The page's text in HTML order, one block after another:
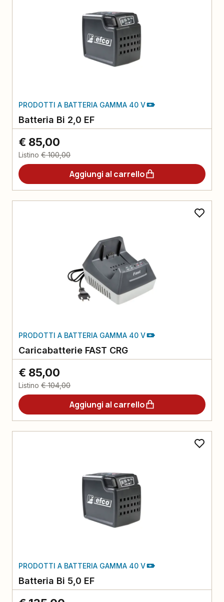
PRODOTTI A BATTERIA GAMMA 40 V
Batteria Bi 2,0 EF
€ 85,00
Listino € 100,00
Aggiungi al carrello
PRODOTTI A BATTERIA GAMMA 40 V
Caricabatterie FAST CRG
€ 85,00
Listino € 104,00
Aggiungi al carrello
PRODOTTI A BATTERIA GAMMA 40 V
Batteria Bi 5,0 EF